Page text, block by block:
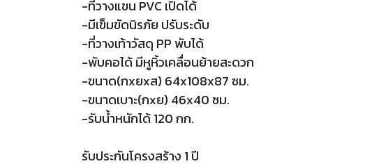
-ที่วางแขน PVC เปิดได้
-มีเข็มขัดนิรภัย ปรับระดับ
-ที่วางเท้าวัสดุ PP พับได้
-พับคอได้ มีหูหิ้วเคลื่อนย้ายสะดวก
-ขนาด(กxยxส) 64x108x87 ซม.
-ขนาดเบาะ(กxย) 46x40 ซม.
-รับน้ำหนักได้ 120 กก.
รับประกันโครงสร้าง 1 ปี